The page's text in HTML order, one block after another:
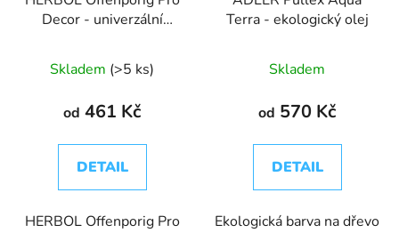
Decor - univerzální
Skladem (>5 ks)
od 461 Kč
DETAIL
HERBOL Offenporig Pro
Terra - ekologický olej
Skladem
od 570 Kč
DETAIL
Ekologická barva na dřevo